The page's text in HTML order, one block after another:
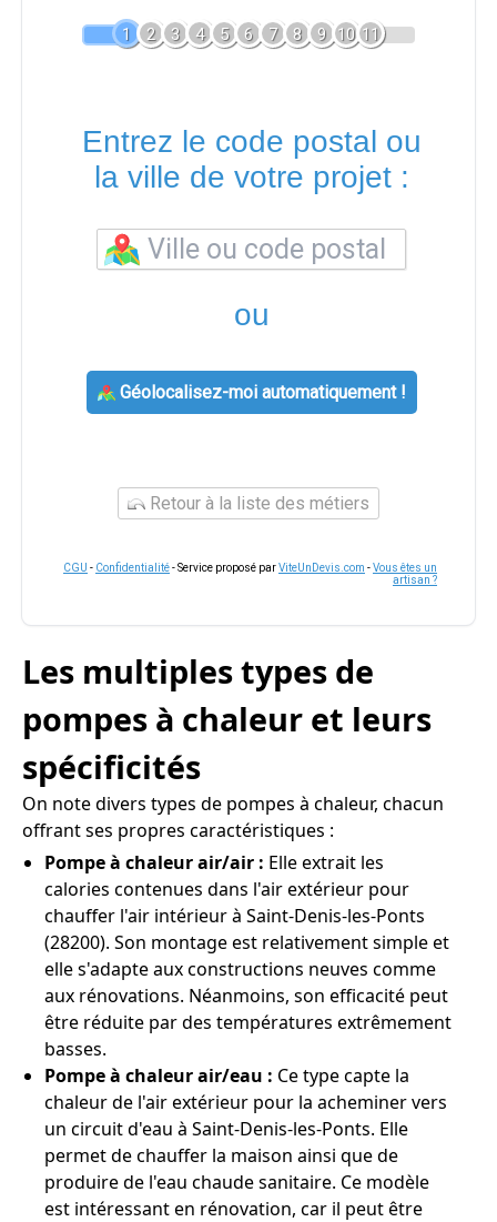
1 2 3 4 5 6 7 8 9 10 11
Entrez le code postal ou
la ville de votre projet :
ou
Géolocalisez-moi automatiquement !
Retour à la liste des métiers
CGU - Confidentialité- Service proposé parViteUnDevis.com -Vous êtes un
artisan ?
Les multiples types de
pompes à chaleur et leurs
spécificités
On note divers types de pompes à chaleur, chacun
offrant ses propres caractéristiques :
Pompe à chaleur air/air : Elle extrait les
calories contenues dans l'air extérieur pour
chauffer l'air intérieur à Saint-Denis-les-Ponts
(28200). Son montage est relativement simple et
elle s'adapte aux constructions neuves comme
aux rénovations. Néanmoins, son efficacité peut
être réduite par des températures extrêmement
basses.
Pompe à chaleur air/eau : Ce type capte la
chaleur de l'air extérieur pour la acheminer vers
un circuit d'eau à Saint-Denis-les-Ponts. Elle
permet de chauffer la maison ainsi que de
produire de l'eau chaude sanitaire. Ce modèle
est intéressant en rénovation, car il peut être